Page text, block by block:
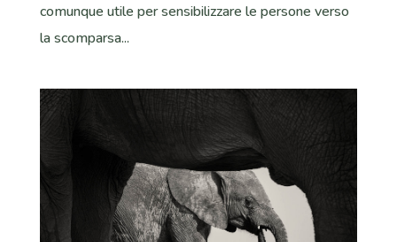
comunque utile per sensibilizzare le persone verso
la scomparsa...